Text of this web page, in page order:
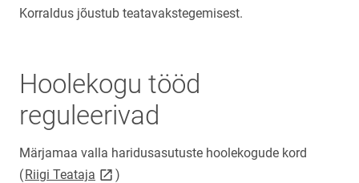
Korraldus jõustub teatavakstegemisest.
Hoolekogu tööd
reguleerivad
Märjamaa valla haridusasutuste hoolekogude kord
(Riigi Teataja link opens on new page
)